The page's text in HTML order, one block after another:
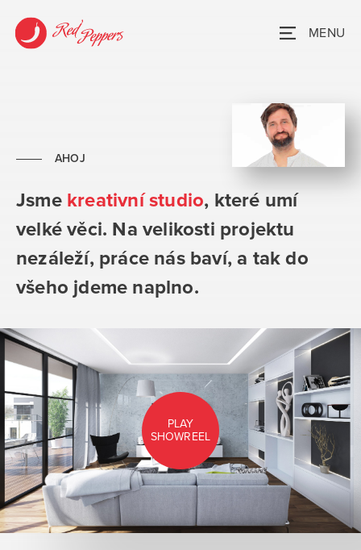
MENU
AHOJ
Jsme kreativní studio, které umí
velké věci. Na velikosti projektu
nezáleží, práce nás baví, a tak do
všeho jdeme naplno.
PLAY
SHOWREEL